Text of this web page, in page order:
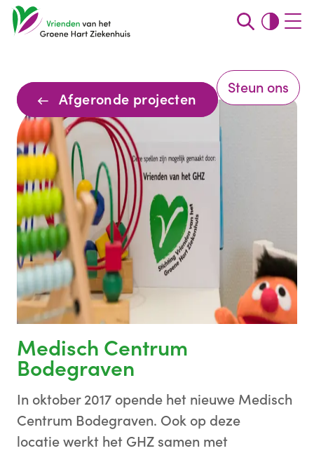
Steun ons
Afgeronde projecten
Medisch Centrum
Bodegraven
In oktober 2017 opende het nieuwe Medisch
Centrum Bodegraven. Ook op deze
locatie werkt het GHZ samen met